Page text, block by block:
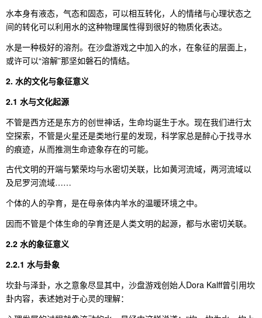
水本身有液态，气态和固态，可以相互转化，人的情绪与心理状态之
间的转化可以利用水的这种物理属性得到很好的物质化表达。
水是一种极好的溶剂。在沙盘游戏之中加入的水，在象征的层面上，
或许可以“溶解”那坚如磐石的情结。
2. 水的文化与象征意义
2.1 水与文化起源
不管是西方还是东方的创世神话，生命均诞生于水。现在我们进行太
空探索，不管是火星还是类地行星的发现，科学家总是醉心于找寻水
的痕迹，从而推测生命迹象存在的可能。
古代文明的开端与繁荣均与水密切关联，比如黄河流域，两河流域以
及尼罗河流域……
个体的人的孕育，是在母亲体内羊水的温暖环境之中。
因而不管是个体生命的孕育还是人类文明的起源，都与水密切关联。
2.2 水的象征意义
2.2.1 水与卦象
坎卦与泽卦，水之意象尽显其中，沙盘游戏创始人Dora Kalff曾引用坎
卦内容，表述她对于心灵的理解：